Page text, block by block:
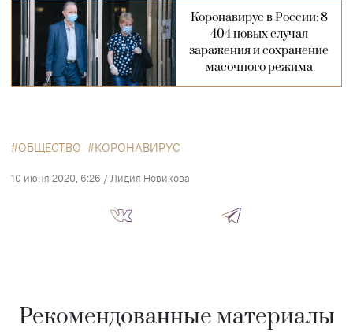
Коронавирус в России: 8
404 новых случая
заражения и сохранение
масочного режима
ОБЩЕСТВО КОРОНАВИРУС
10 июня 2020, 6:26 / Лидия Новикова
Рекомендованные материалы